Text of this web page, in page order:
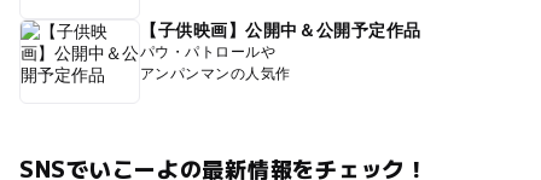
【子供映画】公開中＆公開予定作品
パウ・パトロールや
アンパンマンの人気作
SNSでいこーよの最新情報をチェック！